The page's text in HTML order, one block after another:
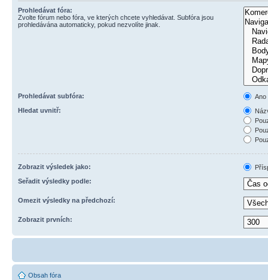
Prohledávat fóra:
Zvolte fórum nebo fóra, ve kterých chcete vyhledávat. Subfóra jsou
prohledávána automaticky, pokud nezvolíte jinak.
Prohledávat subfóra:
Ano
Hledat uvnitř:
Zobrazit výsledek jako:
Seřadit výsledky podle:
Omezit výsledky na předchozí:
Zobrazit prvních:
Obsah fóra